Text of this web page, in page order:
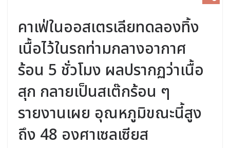
คาเฟ่ในออสเตรเลียทดลองทิ้ง
เนื้อไว้ในรถท่ามกลางอากาศ
ร้อน 5 ชั่วโมง ผลปรากฏว่าเนื้อ
สุก กลายเป็นสเต๊กร้อน ๆ
รายงานเผย อุณหภูมิขณะนี้สูง
ถึง 48 องศาเซลเซียส